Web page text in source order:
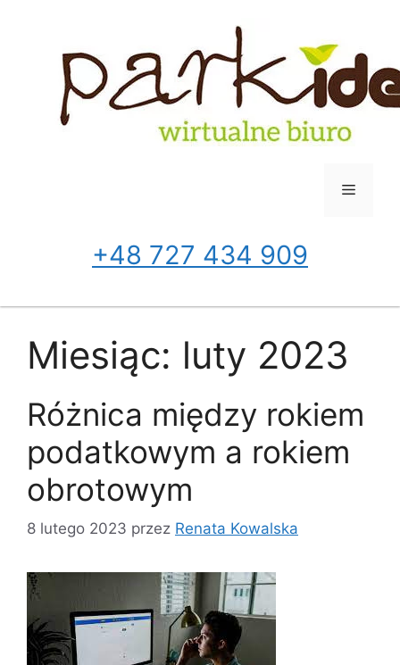
Menu
+48 727 434 909
Miesiąc: luty 2023
Różnica między rokiem
podatkowym a rokiem
obrotowym
8 lutego 2023 przez Renata Kowalska